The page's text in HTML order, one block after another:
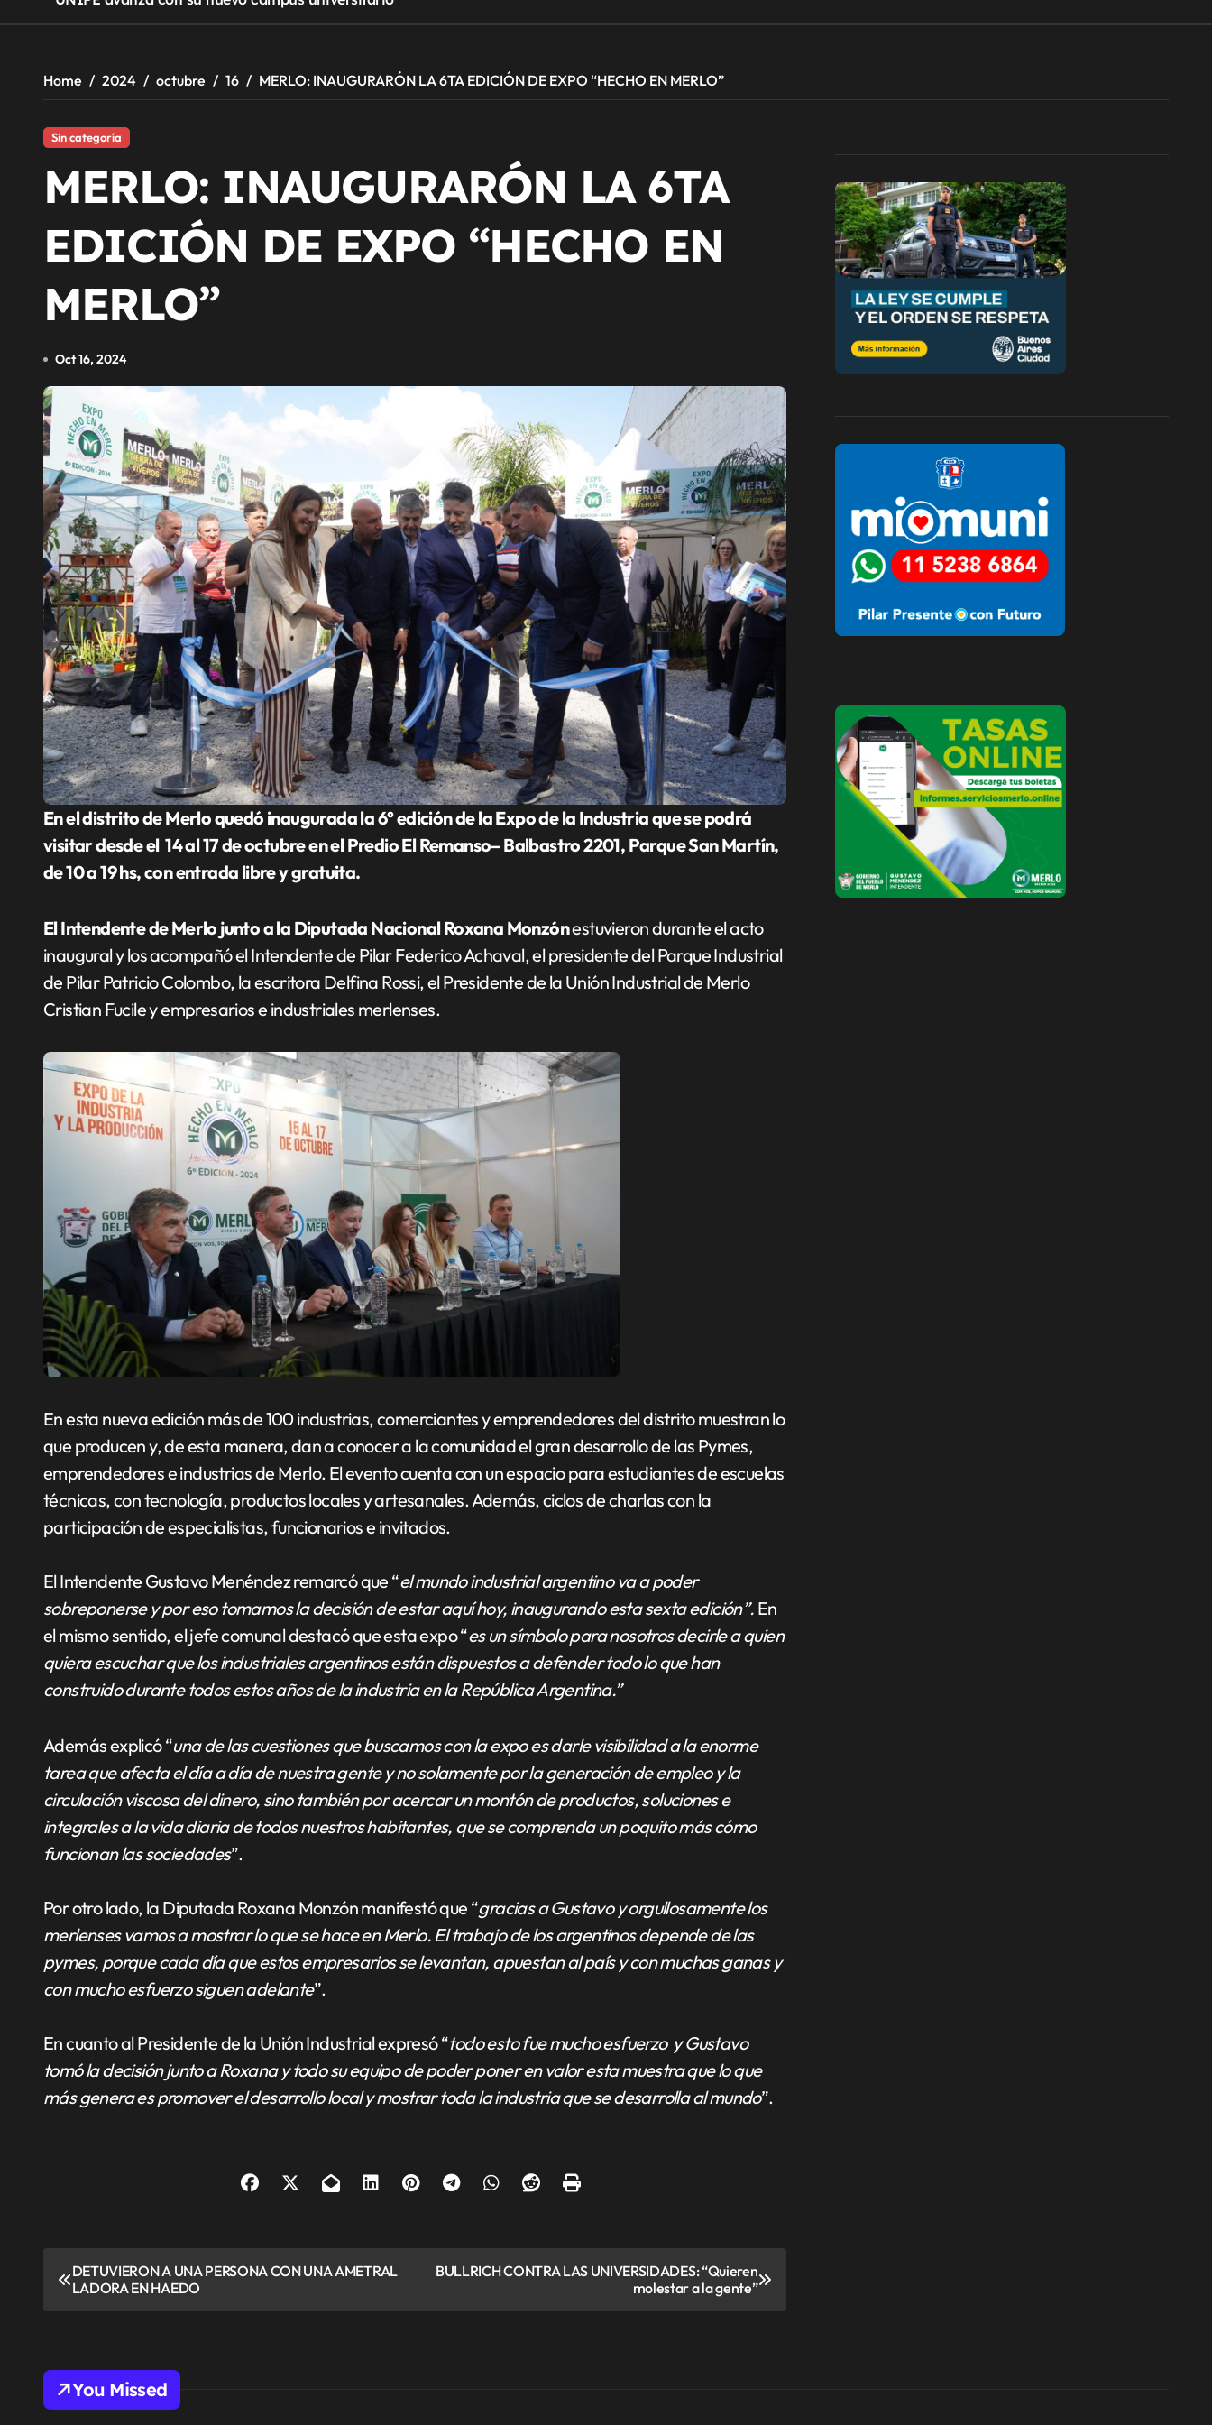
Home 2024 octubre 16 MERLO: INAUGURARÓN LA 6TA EDICIÓN DE EXPO “HECHO EN MERLO”
Sin categoría
MERLO: INAUGURARÓN LA 6TA
EDICIÓN DE EXPO “HECHO EN
MERLO”
Oct 16, 2024
En el distrito de Merlo quedó inaugurada la 6° edición de la Expo de la Industria que se podrá
visitar desde el 14 al 17 de octubre en el Predio El Remanso– Balbastro 2201, Parque San Martín,
de 10 a 19 hs, con entrada libre y gratuita.
El Intendente de Merlo junto a la Diputada Nacional Roxana Monzónestuvieron durante el acto
inaugural y los acompañó el Intendente de Pilar Federico Achaval, el presidente del Parque Industrial
de Pilar Patricio Colombo, la escritora Delfina Rossi, el Presidente de la Unión Industrial de Merlo
Cristian Fucile y empresarios e industriales merlenses.
En esta nueva edición más de 100 industrias, comerciantes y emprendedores del distrito muestran lo
que producen y, de esta manera, dan a conocer a la comunidad el gran desarrollo de las Pymes,
emprendedores e industrias de Merlo. El evento cuenta con un espacio para estudiantes de escuelas
técnicas, con tecnología, productos locales y artesanales. Además, ciclos de charlas con la
participación de especialistas, funcionarios e invitados.
El Intendente Gustavo Menéndez remarcó que “el mundo industrial argentino va a poder
sobreponerse y por eso tomamos la decisión de estar aquí hoy, inaugurando esta sexta edición”. En
el mismo sentido, el jefe comunal destacó que esta expo “es un símbolo para nosotros decirle a quien
quiera escuchar que los industriales argentinos están dispuestos a defender todo lo que han
construido durante todos estos años de la industria en la República Argentina.”
Además explicó “una de las cuestiones que buscamos con la expo es darle visibilidad a la enorme
tarea que afecta el día a día de nuestra gente y no solamente por la generación de empleo y la
circulación viscosa del dinero, sino también por acercar un montón de productos, soluciones e
integrales a la vida diaria de todos nuestros habitantes, que se comprenda un poquito más cómo
funcionan las sociedades”.
Por otro lado, la Diputada Roxana Monzón manifestó que “gracias a Gustavo y orgullosamente los
merlenses vamos a mostrar lo que se hace en Merlo. El trabajo de los argentinos depende de las
pymes, porque cada día que estos empresarios se levantan, apuestan al país y con muchas ganas y
con mucho esfuerzo siguen adelante”.
En cuanto al Presidente de la Unión Industrial expresó “todo esto fue mucho esfuerzo y Gustavo
tomó la decisión junto a Roxana y todo su equipo de poder poner en valor esta muestra que lo que
más genera es promover el desarrollo local y mostrar toda la industria que se desarrolla al mundo”.
N
e
g
DETUVIERON A UNA PERSONA CON UNA AMETRAL
LADORA EN HAEDO
BULLRICH CONTRA LAS UNIVERSIDADES: “Quieren
molestar a la gente”
You Missed